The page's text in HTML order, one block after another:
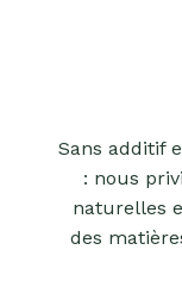
Sans additif
: nous
naturelles
des